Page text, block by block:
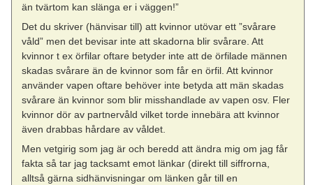
än tvärtom kan slänga er i väggen!”
Det du skriver (hänvisar till) att kvinnor utövar ett ”svårare
våld” men det bevisar inte att skadorna blir svårare. Att
kvinnor t ex örfilar oftare betyder inte att de örfilade männen
skadas svårare än de kvinnor som får en örfil. Att kvinnor
använder vapen oftare behöver inte betyda att män skadas
svårare än kvinnor som blir misshandlade av vapen osv. Fler
kvinnor dör av partnervåld vilket torde innebära att kvinnor
även drabbas hårdare av våldet.
Men vetgirig som jag är och beredd att ändra mig om jag får
fakta så tar jag tacksamt emot länkar (direkt till siffrorna,
alltså gärna sidhänvisningar om länken går till en